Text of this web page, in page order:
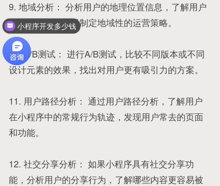
9. 地域分析： 分析用户的地理位置信息，了解用户
分布情况，有助于制定地域性的运营策略。
10. A/B测试： 进行A/B测试，比较不同版本或不同
设计元素的效果，找出对用户更有吸引力的方案。
11. 用户路径分析： 通过用户路径分析，了解用户
在小程序中的常规行为轨迹，发现用户常去的页面
和功能。
12. 社交分享分析： 如果小程序具有社交分享功
能，分析用户的分享行为，了解哪些内容更容易被
小程序开发多少钱